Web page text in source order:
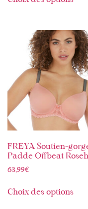
FREYA Soutien-
Padde Offbeat
63,99€
Choix des options